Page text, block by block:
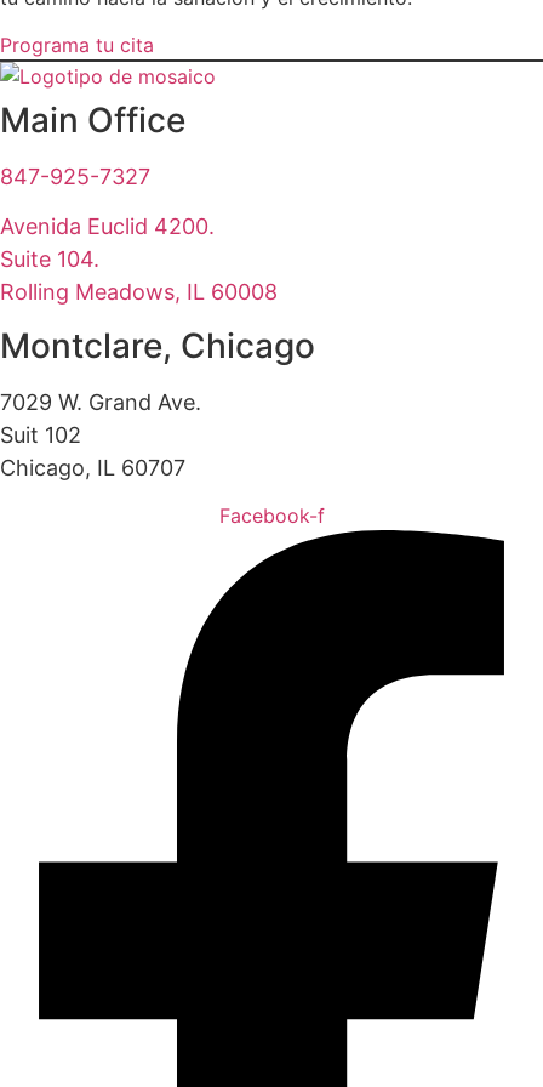
Programa tu cita
Main Office
847-925-7327
Avenida Euclid 4200.
Suite 104.
Rolling Meadows, IL 60008
Montclare, Chicago
7029 W. Grand Ave.
Suit 102
Chicago, IL 60707
Facebook-f